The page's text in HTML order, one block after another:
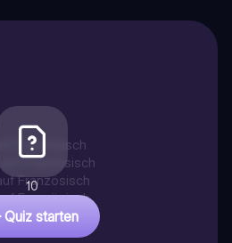
Französisch
Französisch
Französisch
Französisch
10
Quiz starten